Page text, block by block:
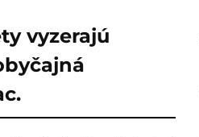
vyzerajú